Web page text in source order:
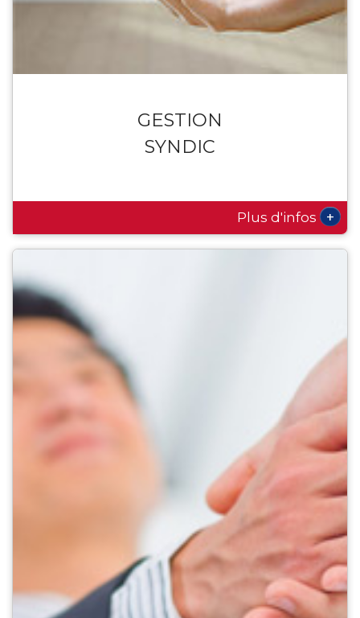
GESTION
SYNDIC
Plus d'infos +